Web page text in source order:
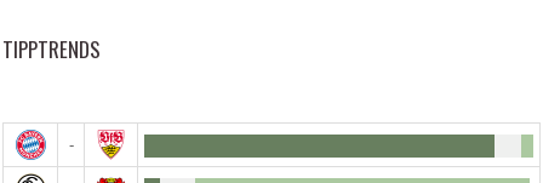
TIPPTRENDS
-